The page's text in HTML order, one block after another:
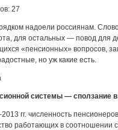
27
надоели россиянам.
для остальных — повод для
«пенсионных» вопросов,
но уж какие есть.
системы — сползание
гг. численность
работающих в